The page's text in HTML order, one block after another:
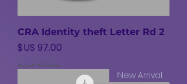
CRA Identity theft Letter Rd 2
السعر
مستثناة ضريبة
New Arrival!